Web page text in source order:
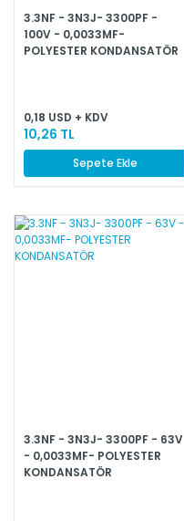
3.3NF - 3N3J- 3300PF -
100V - 0,0033MF-
POLYESTER KONDANSATÖR
0,18 USD + KDV
10,26 TL
Sepete Ekle
3.3NF - 3N3J- 3300PF - 63V
- 0,0033MF- POLYESTER
KONDANSATÖR